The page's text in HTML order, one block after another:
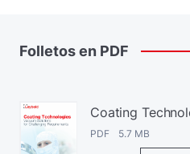
Folletosen PDF
Coating
PDF 5.7 MB